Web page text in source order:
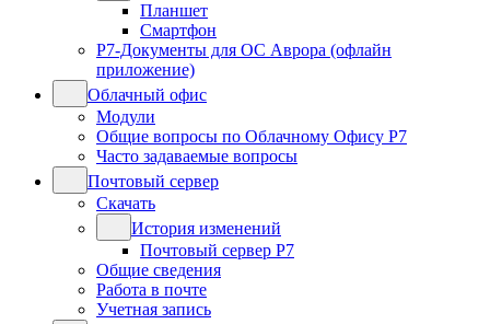
Планшет
Смартфон
Р7-Документы для ОС Аврора (офлайн
приложение)
Облачный офис
Модули
Общие вопросы по Облачному Офису Р7
Часто задаваемые вопросы
Почтовый сервер
Скачать
История изменений
Почтовый сервер Р7
Общие сведения
Работа в почте
Учетная запись